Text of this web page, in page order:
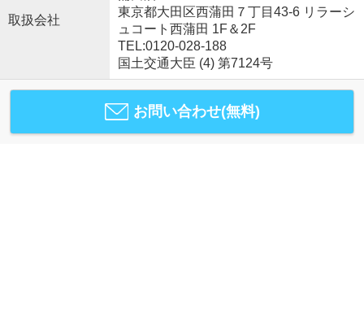
取扱会社
東京都大田区西蒲田７丁目43-6 リラーシ
ュコート西蒲田 1F＆2F
TEL:0120-028-188
国土交通大臣 (4) 第7124号
お問い合わせ(無料)